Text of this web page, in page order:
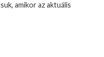
amikor az aktuális